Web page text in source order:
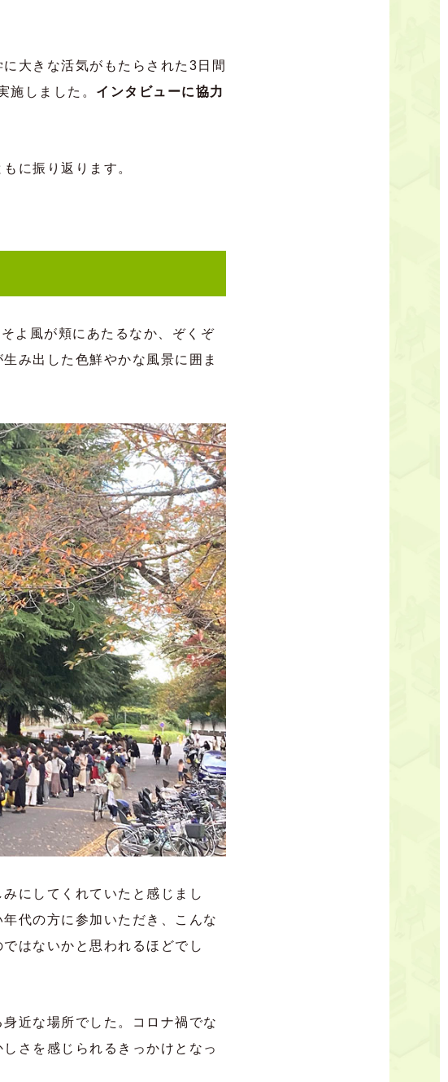
大きな活気がもたらされた3日間
施しました。 インタビューに協力
に振り返ります。
よ風が頬にあたるなか、ぞくぞ
み出した色鮮やかな風景に囲ま
にしてくれていたと感じまし
代の方に参加いただき、こんな
はないかと思われるほどでし
近な場所でした。コロナ禍でな
さを感じられるきっかけとなっ